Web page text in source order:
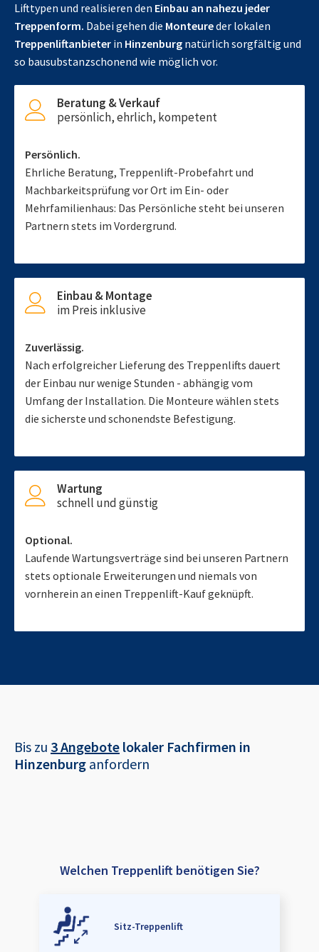
Lifttypen und realisieren den Einbau an nahezu jeder
Treppenform. Dabei gehen die Monteureder lokalen
Treppenliftanbieter in Hinzenburg natürlich sorgfältig und
so bausubstanzschonend wie möglich vor.
Beratung & Verkauf
persönlich, ehrlich, kompetent
Persönlich.
Ehrliche Beratung, Treppenlift-Probefahrt und
Machbarkeitsprüfung vor Ort im Ein- oder
Mehrfamilienhaus: Das Persönliche steht bei unseren
Partnern stets im Vordergrund.
Einbau & Montage
im Preis inklusive
Zuverlässig.
Nach erfolgreicher Lieferung des Treppenlifts dauert
der Einbau nur wenige Stunden - abhängig vom
Umfang der Installation. Die Monteure wählen stets
die sicherste und schonendste Befestigung.
Wartung
schnell und günstig
Optional.
Laufende Wartungsverträge sind bei unseren Partnern
stets optionale Erweiterungen und niemals von
vornherein an einen Treppenlift-Kauf geknüpft.
Bis zu 3 Angebote lokaler Fachfirmen in
Hinzenburg anfordern
Welchen Treppenlift benötigen Sie?
Sitz-Treppenlift